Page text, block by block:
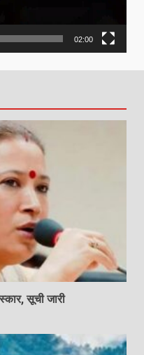
02:00
सूची जारी